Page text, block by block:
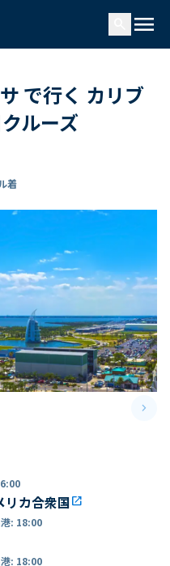
menu
で行く カリブ
ルーズ
着
keyboard_arrow_right
リカ合衆国open_in_new
: 18:00
: 18:00